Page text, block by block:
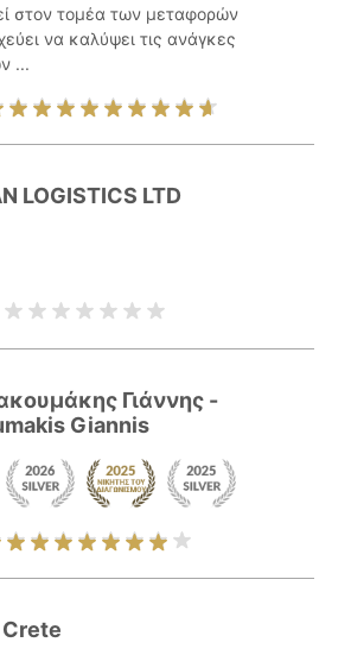
στον τομέα των μεταφορών
να καλύψει τις ανάγκες
...
LOGISTICS LTD
Γιάννης -
Giannis